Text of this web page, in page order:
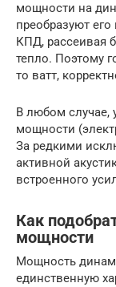
мощности на
преобразуют
КПД, рассеивая
тепло. Поэтому
то ватт,
В любом случае,
мощности
За редкими
активной
встроенного
Как
мощности
Мощность
единственную